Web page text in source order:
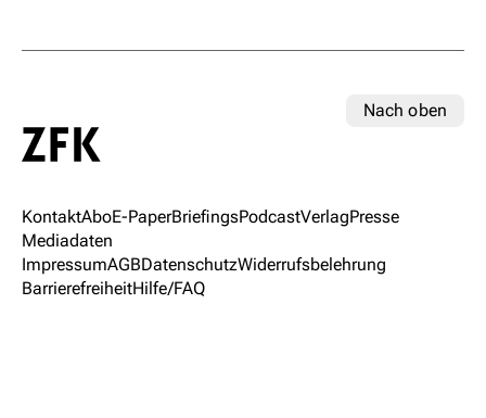
Nach oben
KontaktAboE-PaperBriefingsPodcastVerlagPresse
Mediadaten
ImpressumAGBDatenschutzWiderrufsbelehrung
BarrierefreiheitHilfe/FAQ